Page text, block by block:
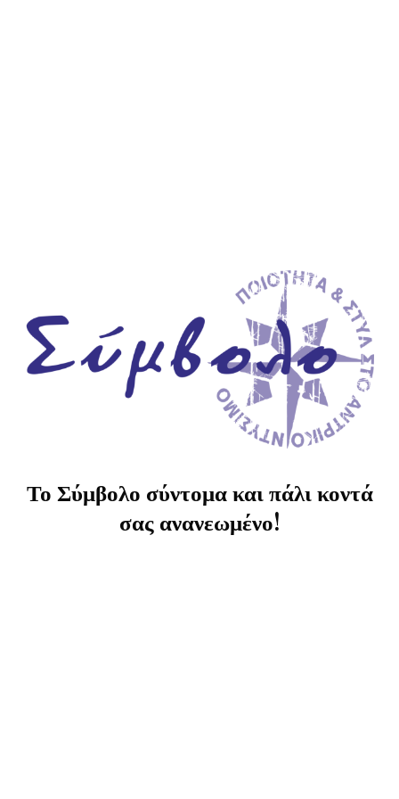
Το Σύμβολο σύντομα και πάλι κοντά
σας ανανεωμένο!